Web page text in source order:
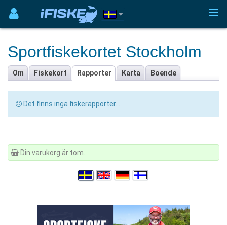
Sportfiskekortet Stockholm
Om Fiskekort Rapporter Karta Boende
Det finns inga fiskerapporter...
Din varukorg är tom.